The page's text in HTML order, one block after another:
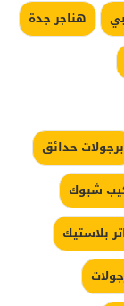
هناجر جدة
برجولات حدائق
شبوك
بلاستيك